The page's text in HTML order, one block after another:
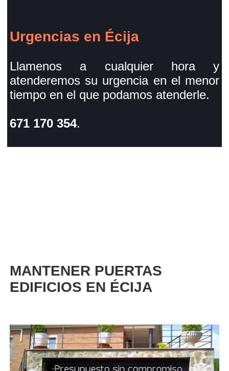
Urgencias en Écija
Llamenos a cualquier hora y
atenderemos su urgencia en el menor
tiempo en el que podamos atenderle.
671 170 354.
MANTENER PUERTAS
EDIFICIOS EN ÉCIJA